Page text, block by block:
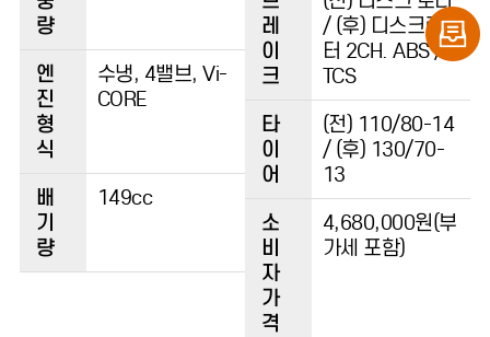
량
엔
진
형
식
수냉, 4밸브, Vi-
CORE
배
기
량
149cc
레
이
크
/ (후) 디스크로
터 2CH. ABS /
TCS
타
이
어
(전) 110/80-14
/ (후) 130/70-
13
소
비
자
가
격
4,680,000원(부
가세 포함)